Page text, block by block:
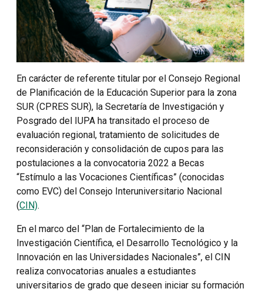
En carácter de referente titular por el Consejo Regional
de Planificación de la Educación Superior para la zona
SUR (CPRES SUR), la Secretaría de Investigación y
Posgrado del IUPA ha transitado el proceso de
evaluación regional, tratamiento de solicitudes de
reconsideración y consolidación de cupos para las
postulaciones a la convocatoria 2022 a Becas
“Estímulo a las Vocaciones Científicas” (conocidas
como EVC) del Consejo Interuniversitario Nacional
(CIN).
En el marco del “Plan de Fortalecimiento de la
Investigación Científica, el Desarrollo Tecnológico y la
Innovación en las Universidades Nacionales”, el CIN
realiza convocatorias anuales a estudiantes
universitarios de grado que deseen iniciar su formación